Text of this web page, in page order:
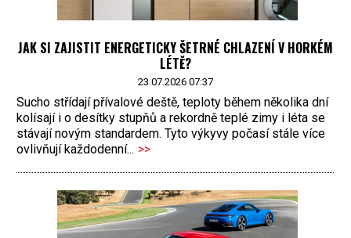
JAK SI ZAJISTIT ENERGETICKY ŠETRNÉ CHLAZENÍ V HORKÉM
LÉTĚ?
23.07.2026 07:37
Sucho střídají přívalové deště, teploty během několika dní
kolísají i o desítky stupňů a rekordně teplé zimy i léta se
stávají novým standardem. Tyto výkyvy počasí stále více
ovlivňují každodenní... >>